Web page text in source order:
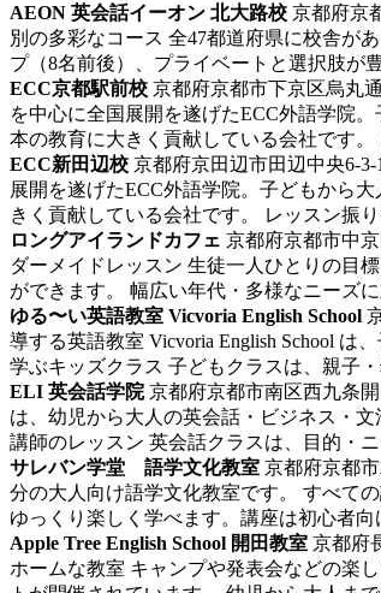
AEON 英会話イーオン 北大路校 京都府京
別の多彩なコース 全47都道府県に校舎が
プ（8名前後）、プライベートと選択肢が
ECC京都駅前校 京都府京都市下京区烏丸
を中心に全国展開を遂げたECC外語学院
本の教育に大きく貢献している会社です
ECC新田辺校 京都府京田辺市田辺中央6-
展開を遂げたECC外語学院。子どもから
きく貢献している会社です。 レッスン振
ロングアイランドカフェ 京都府京都市中
ダーメイドレッスン 生徒一人ひとりの目
ができます。 幅広い年代・多様なニーズ
ゆる〜い英語教室 Vicvoria English School
導する英語教室 Vicvoria English School
学ぶキッズクラス 子どもクラスは、親子
ELI 英会話学院京都府京都市南区西九条開
は、幼児から大人の英会話・ビジネス・
講師のレッスン 英会話クラスは、目的・
サレバン学堂 語学文化教室 京都府京都
分の大人向け語学文化教室です。 すべて
ゆっくり楽しく学べます。講座は初心者
Apple Tree English School 開田教室 京都府
ホームな教室 キャンプや発表会などの楽